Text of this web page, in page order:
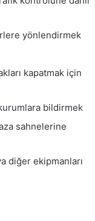
yönlendirmek
kapatmak için
bildirmek
sahnelerine
diğer ekipmanları